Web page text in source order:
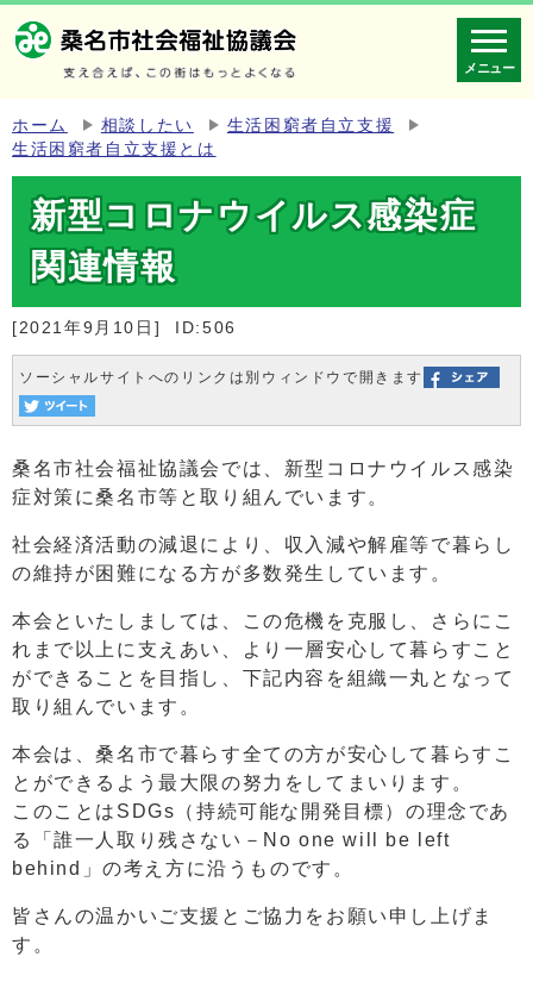
メニュー
ホーム 相談したい
生活困窮者自立支援
生活困窮者自立支援とは
新型コロナウイルス感染症
関連情報
[2021年9月10日] ID:506
ソーシャルサイトへのリンクは別ウィンドウで開きます
桑名市社会福祉協議会では、新型コロナウイルス感染
症対策に桑名市等と取り組んでいます。
社会経済活動の減退により、収入減や解雇等で暮らし
の維持が困難になる方が多数発生しています。
本会といたしましては、この危機を克服し、さらにこ
れまで以上に支えあい、より一層安心して暮らすこと
ができることを目指し、下記内容を組織一丸となって
取り組んでいます。
本会は、桑名市で暮らす全ての方が安心して暮らすこ
とができるよう最大限の努力をしてまいります。
このことはSDGs（持続可能な開発目標）の理念であ
る「誰一人取り残さない－No one will be left
behind」の考え方に沿うものです。
皆さんの温かいご支援とご協力をお願い申し上げま
す。